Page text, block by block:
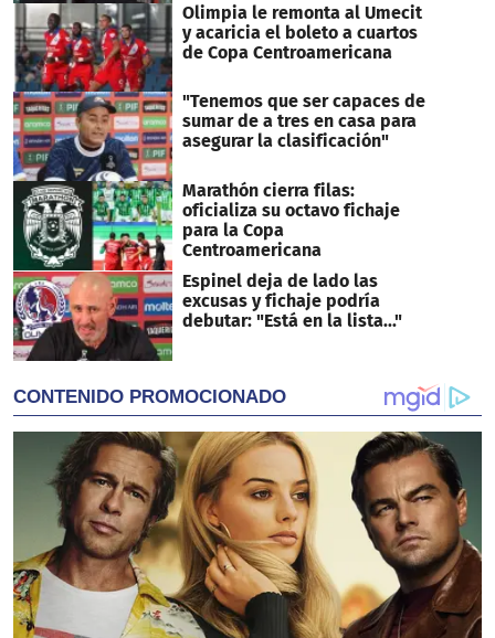
Olimpia le remonta al Umecit
y acaricia el boleto a cuartos
de Copa Centroamericana
"Tenemos que ser capaces de
sumar de a tres en casa para
asegurar la clasificación"
Marathón cierra filas:
oficializa su octavo fichaje
para la Copa
Centroamericana
Espinel deja de lado las
excusas y fichaje podría
debutar: "Está en la lista..."